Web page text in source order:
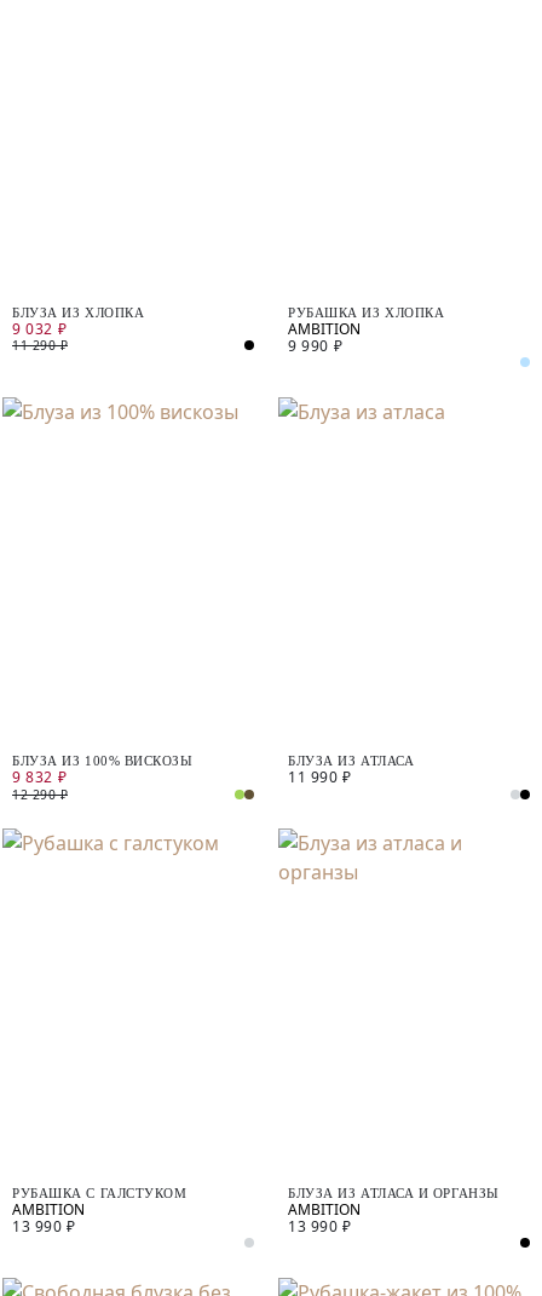
БЛУЗА ИЗ ХЛОПКА
9 032 ₽
11 290 ₽
РУБАШКА ИЗ ХЛОПКА
9 990 ₽
БЛУЗА ИЗ 100% ВИСКОЗЫ
9 832 ₽
12 290 ₽
БЛУЗА ИЗ АТЛАСА
11 990 ₽
РУБАШКА С ГАЛСТУКОМ
13 990 ₽
БЛУЗА ИЗ АТЛАСА И ОРГАНЗЫ
13 990 ₽